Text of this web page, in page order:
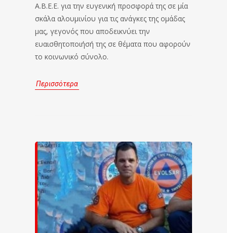
A.B.E.E. για την ευγενική προσφορά της σε μία
σκάλα αλουμινίου για τις ανάγκες της ομάδας
μας, γεγονός που αποδεικνύει την
ευαισθητοποιήσή της σε θέματα που αφορούν
το κοινωνικό σύνολο.
Περισσότερα